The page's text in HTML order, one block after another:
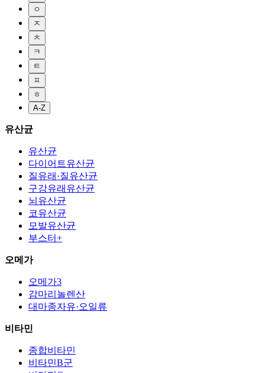
ㅇ
ㅈ
ㅊ
ㅋ
ㅌ
ㅍ
ㅎ
A-Z
유산균
유산균
다이어트유산균
질유래·질유산균
구강유래유산균
뇌유산균
코유산균
모발유산균
부스터+
오메가
오메가3
감마리놀렌산
대마종자유·오일류
비타민
종합비타민
비타민B군